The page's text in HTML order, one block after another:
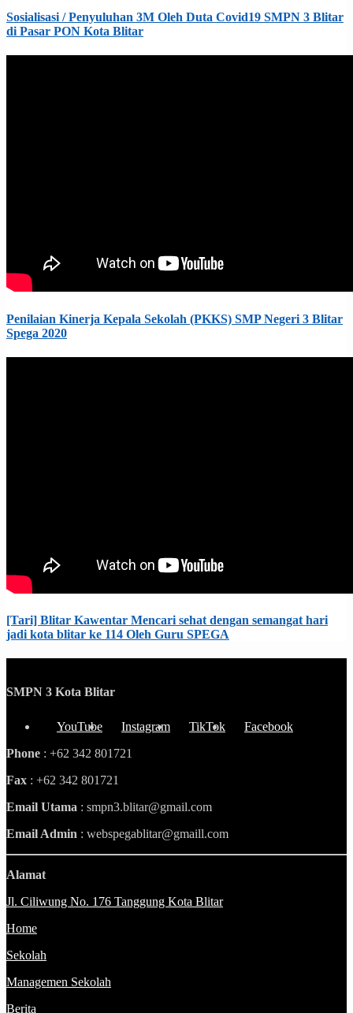
Sosialisasi / Penyuluhan 3M Oleh Duta Covid19 SMPN 3 Blitar
di Pasar PON Kota Blitar
Penilaian Kinerja Kepala Sekolah (PKKS) SMP Negeri 3 Blitar
Spega 2020
[Tari] Blitar Kawentar Mencari sehat dengan semangat hari
jadi kota blitar ke 114 Oleh Guru SPEGA
SMPN 3 Kota Blitar
YouTube Instagram TikTok
Facebook
Phone : +62 342 801721
Fax : +62 342 801721
Email Utama : smpn3.blitar@gmail.com
Email Admin : webspegablitar@gmaill.com
Alamat
Jl. Ciliwung No. 176 Tanggung Kota Blitar
Home
Sekolah
Managemen Sekolah
Berita